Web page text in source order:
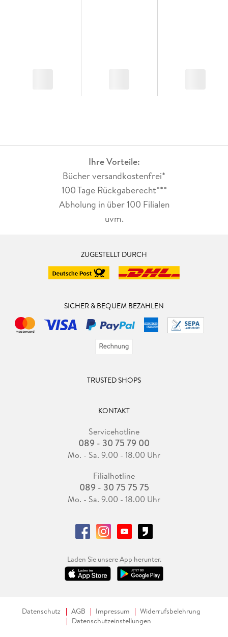
Ihre Vorteile:
Bücher versandkostenfrei*
100 Tage Rückgaberecht***
Abholung in über 100 Filialen
uvm.
ZUGESTELLT DURCH
SICHER & BEQUEM BEZAHLEN
TRUSTED SHOPS
KONTAKT
Servicehotline
089 - 30 75 79 00
Mo. - Sa. 9.00 - 18.00 Uhr
Filialhotline
089 - 30 75 75 75
Mo. - Sa. 9.00 - 18.00 Uhr
Laden Sie unsere App herunter.
Datenschutz AGB Impressum
Widerrufsbelehrung
Datenschutzeinstellungen